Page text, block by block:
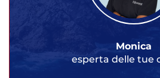
Monica
esperta delle tue